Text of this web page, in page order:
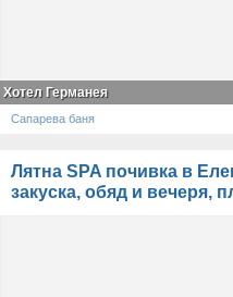
Хотел Германея
Сапарева баня
Лятна SPA почивка в
закуска, обяд и вечеря,